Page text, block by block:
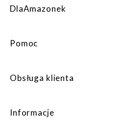
DlaAmazonek
Pomoc
Obsługa klienta
Informacje